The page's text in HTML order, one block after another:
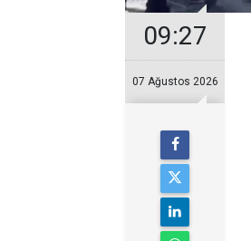
09:27
07 Ağustos 2026